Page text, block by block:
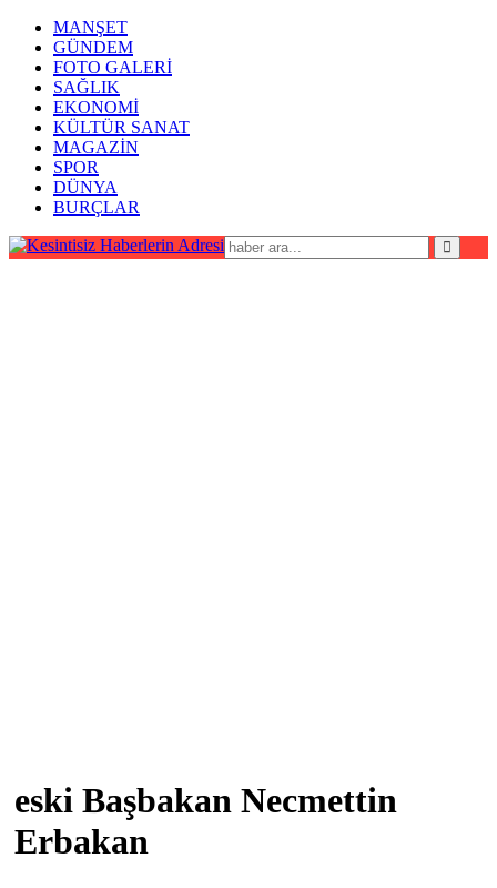
MANŞET
GÜNDEM
FOTO GALERİ
SAĞLIK
EKONOMİ
KÜLTÜR SANAT
MAGAZİN
SPOR
DÜNYA
BURÇLAR
eski Başbakan Necmettin
Erbakan